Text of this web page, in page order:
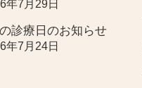
年7月29日
診療日のお知らせ
年7月24日